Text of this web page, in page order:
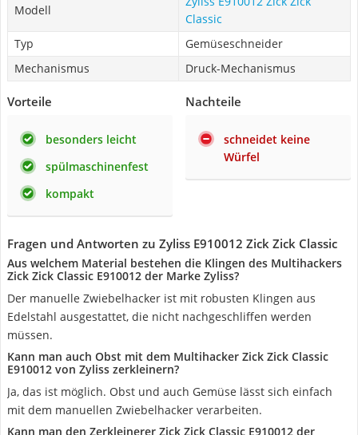
Modell
Classic
Typ
Gemüseschneider
Mechanismus
Druck-Mechanismus
Vorteile
besonders leicht
spülmaschinenfest
kompakt
Nachteile
schneidet keine
Würfel
Fragen und Antworten zu Zyliss E910012 Zick Zick Classic
Aus welchem Material bestehen die Klingen des Multihackers
Zick Zick Classic E910012 der Marke Zyliss?
Der manuelle Zwiebelhacker ist mit robusten Klingen aus
Edelstahl ausgestattet, die nicht nachgeschliffen werden
müssen.
Kann man auch Obst mit dem Multihacker Zick Zick Classic
E910012 von Zyliss zerkleinern?
Ja, das ist möglich. Obst und auch Gemüse lässt sich einfach
mit dem manuellen Zwiebelhacker verarbeiten.
Kann man den Zerkleinerer Zick Zick Classic E910012 der